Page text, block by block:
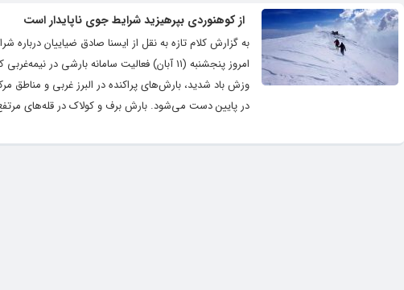
از کوهنوردی بپرهیزید شرایط جوی ناپایدار است
به گزارش کلام تازه به نقل از ایسنا صادق ضیاییان
امروز پنجشنبه (۱۱ آبان) فعالیت سامانه
وزش باد شدید، بارش‌های پراکنده در البرز غربی و
در پایین دست می‌شود. بارش برف و کولاک در قله‌های